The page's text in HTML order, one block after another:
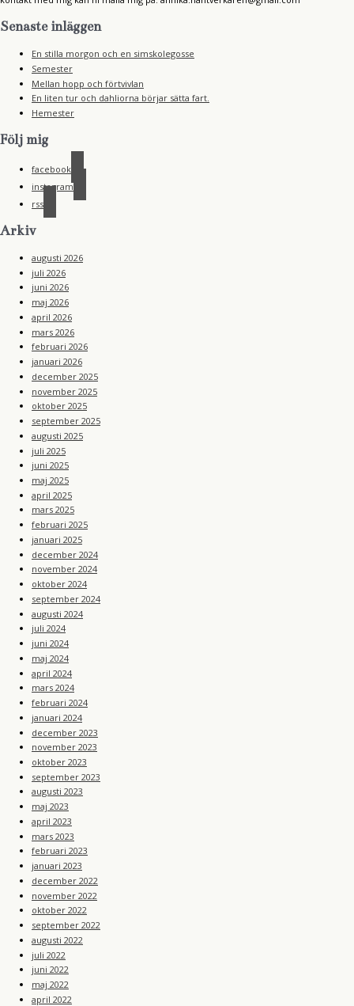
Senaste inläggen
En stilla morgon och en simskolegosse
Semester
Mellan hopp och förtvivlan
En liten tur och dahliorna börjar sätta fart.
Hemester
Följ mig
facebook
instagram
rss
Arkiv
augusti 2026
juli 2026
juni 2026
maj 2026
april 2026
mars 2026
februari 2026
januari 2026
december 2025
november 2025
oktober 2025
september 2025
augusti 2025
juli 2025
juni 2025
maj 2025
april 2025
mars 2025
februari 2025
januari 2025
december 2024
november 2024
oktober 2024
september 2024
augusti 2024
juli 2024
juni 2024
maj 2024
april 2024
mars 2024
februari 2024
januari 2024
december 2023
november 2023
oktober 2023
september 2023
augusti 2023
maj 2023
april 2023
mars 2023
februari 2023
januari 2023
december 2022
november 2022
oktober 2022
september 2022
augusti 2022
juli 2022
juni 2022
maj 2022
april 2022